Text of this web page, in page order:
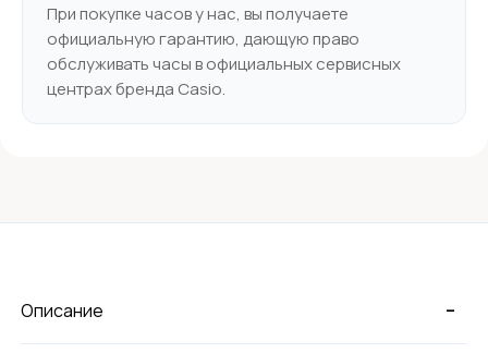
При покупке часов у нас, вы получаете
официальную гарантию, дающую право
обслуживать часы в официальных сервисных
центрах бренда Casio.
-
Описание